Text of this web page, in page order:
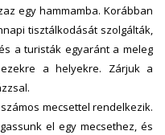
egy hammamba. Korábban
tisztálkodását szolgálták,
a turisták egyaránt a meleg
a helyekre. Zárjuk a
mecsettel rendelkezik.
el egy mecsethez, és